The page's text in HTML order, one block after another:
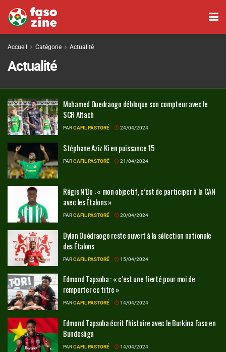
Accueil Catégorie Actualité
Actualité
Mohamed Ouedraogo débloque son compteur avec le
SCR Altach
PARCAFIL PASTORÉ 24/04/2024
Stéphane Aziz Ki en puissance 15
PARCAFIL PASTORÉ 21/04/2024
Régis N’Do : « mon objectif, c’est de participer à la CAN
avec les Étalons »
PARCAFIL PASTORÉ 20/04/2024
Dylan Ouédraogo reste ouvert à la sélection nationale
des Étalons
PARCAFIL PASTORÉ 15/04/2024
Edmond Tapsoba : « c’est une fierté pour moi de
remporter ce titre »
PARCAFIL PASTORÉ 14/04/2024
Edmond Tapsoba écrit l’histoire avec le Burkina Faso en
Bundesliga
PARCAFIL PASTORÉ 14/04/2024